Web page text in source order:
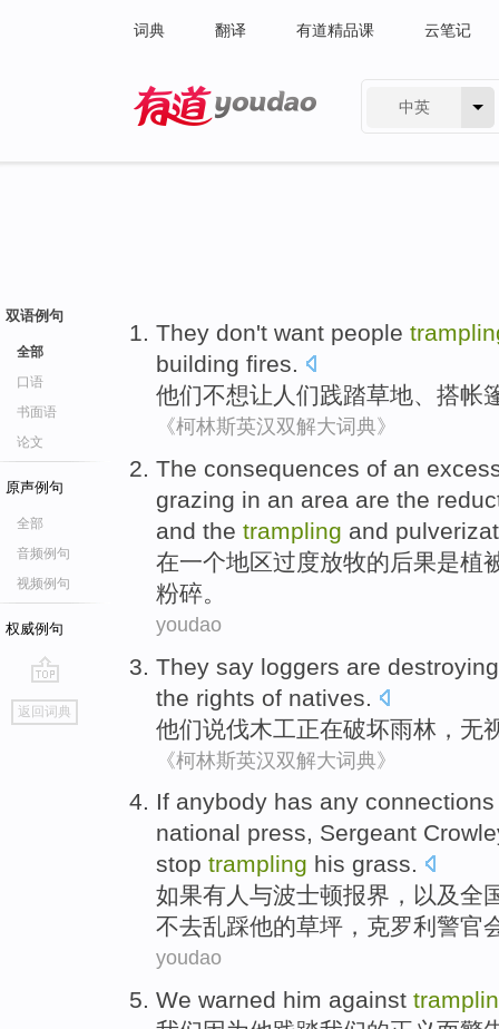
词典 翻译 有道精品课 云笔记
中英
双语例句
全部
口语
书面语
论文
原声例句
全部
音频例句
视频例句
权威例句
go
top
返回词典
They don't want people
building fires.
他们不想让 人们践踏草地、 搭帐
《柯林斯英汉双解大词典》
The consequences of an
grazing in an area are the
and the trampling and
在一个地区过度放牧的后果是植
粉碎。
youdao
They say loggers are destroying
the rights of natives
他们说伐木工正在破坏雨林 ，无
《柯林斯英汉双解大词典》
If anybody has any connections
national press, Sergeant
stop trampling his grass.
如果有人 与波士顿报界 ， 以及全
不去乱踩他的草坪，克罗利 警官
youdao
We warned him against